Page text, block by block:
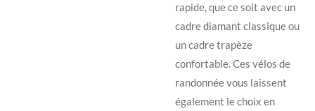
rapide, que ce soit avec un
cadre diamant classique ou
un cadre trapèze
confortable. Ces vélos de
randonnée vous laissent
également le choix en